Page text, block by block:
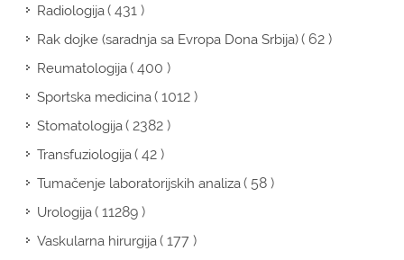
Radiologija( 431 )
Rak dojke (saradnja sa Evropa Dona Srbija)( 62 )
Reumatologija( 400 )
Sportska medicina( 1012 )
Stomatologija( 2382 )
Transfuziologija( 42 )
Tumačenje laboratorijskih analiza( 58 )
Urologija( 11289 )
Vaskularna hirurgija( 177 )